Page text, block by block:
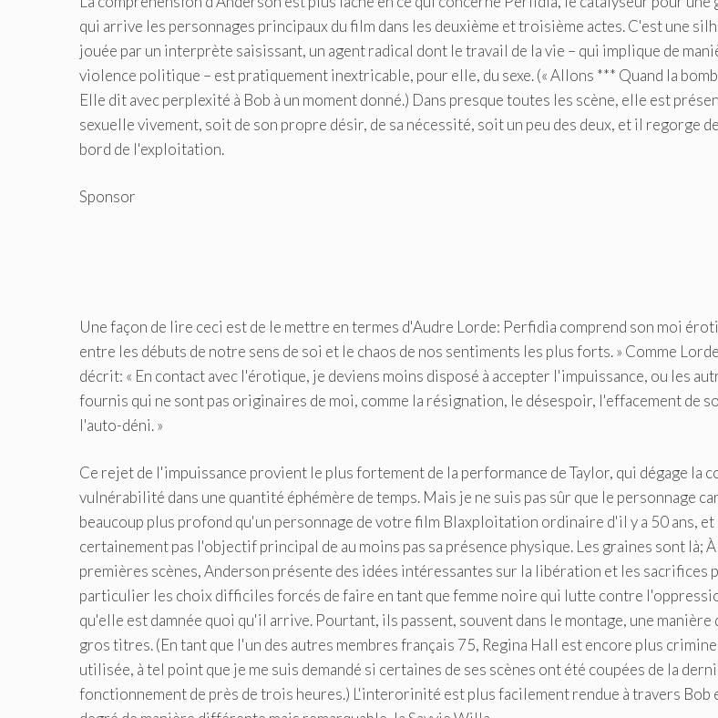
qui arrive les personnages principaux du film dans les deuxième et troisième actes. C'est une
jouée par un interprète saisissant, un agent radical dont le travail de la vie – qui implique de
violence politique – est pratiquement inextricable, pour elle, du sexe. (« Allons *** Quand la
Elle dit avec perplexité à Bob à un moment donné.) Dans presque toutes les scène, elle est
sexuelle vivement, soit de son propre désir, de sa nécessité, soit un peu des deux, et il regorge
bord de l'exploitation.
Sponsor
Une façon de lire ceci est de le mettre en termes d'Audre Lorde: Perfidia comprend son moi
entre les débuts de notre sens de soi et le chaos de nos sentiments les plus forts. » Comme
décrit: « En contact avec l'érotique, je deviens moins disposé à accepter l'impuissance, ou les
fournis qui ne sont pas originaires de moi, comme la résignation, le désespoir, l'effacement de
l'auto-déni. »
Ce rejet de l'impuissance provient le plus fortement de la performance de Taylor, qui dégage la
vulnérabilité dans une quantité éphémère de temps. Mais je ne suis pas sûr que le personnage
beaucoup plus profond qu'un personnage de votre film Blaxploitation ordinaire d'il y a 50 ans,
certainement pas l'objectif principal de au moins pas sa présence physique. Les graines sont là;
premières scènes, Anderson présente des idées intéressantes sur la libération et les sacrifices
particulier les choix difficiles forcés de faire en tant que femme noire qui lutte contre
qu'elle est damnée quoi qu'il arrive. Pourtant, ils passent, souvent dans le montage, une
gros titres. (En tant que l'un des autres membres français 75, Regina Hall est encore plus
utilisée, à tel point que je me suis demandé si certaines de ses scènes ont été coupées de la
fonctionnement de près de trois heures.) L'interorinité est plus facilement rendue à travers Bob